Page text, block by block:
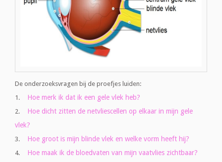
De onderzoeksvragen bij de proefjes luiden:
1. Hoe merk ik dat ik een gele vlek heb?
2. Hoe dicht zitten de netvliescellen op elkaar in mijn gele
vlek?
3. Hoe groot is mijn blinde vlek en welke vorm heeft hij?
4. Hoe maak ik de bloedvaten van mijn vaatvlies zichtbaar?